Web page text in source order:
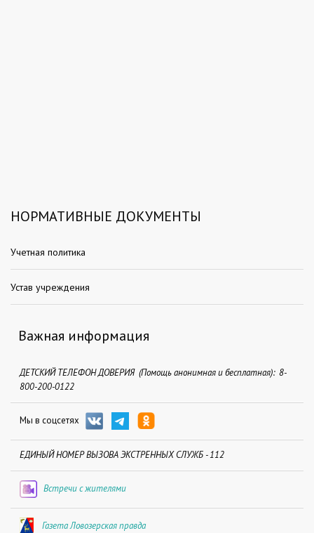
НОРМАТИВНЫЕ ДОКУМЕНТЫ
Учетная политика
Устав учреждения
Важная информация
ДЕТСКИЙ ТЕЛЕФОН ДОВЕРИЯ (Помощь анонимная и бесплатная): 8-
800-200-0122
Мы в соцсетях
ЕДИНЫЙ НОМЕР ВЫЗОВА ЭКСТРЕННЫХ СЛУЖБ - 112
Встречи с жителями
Газета Ловозерская правда